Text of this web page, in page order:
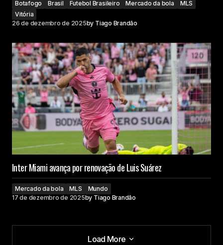
Botafogo Brasil Futebol Brasileiro Mercado da bola
MLS
Vitória
26 de dezembro de 2025by Tiago Brandão
Inter Miami avança por renovação de Luis Suárez
Mercado da bola MLS
Mundo
17 de dezembro de 2025by Tiago Brandão
Load More